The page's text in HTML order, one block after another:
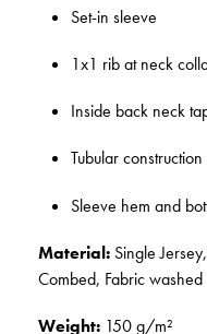
Set-in sleeve
1x1 rib at neck
Inside back neck
Tubular construction
Sleeve hem and
Material: Single
Combed, Fabric washed
Weight: 150 g/m²